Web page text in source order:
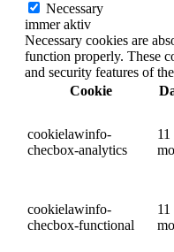
Necessary
immer aktiv
Necessary cookies are
function properly. These
and security features of
Cookie
cookielawinfo-
checbox-analytics
11
cookielawinfo-
checbox-functional
11